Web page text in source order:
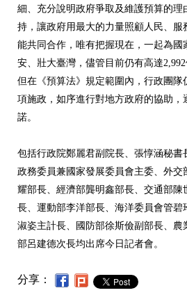
細、充分說明政府爭取及維護預算的
持，讓政府用最大的力量照顧人民、
能共同合作，唯有把握現在，一起為
安、壯大臺灣，儘管目前仍有高達
但在《預算法》規定範圍內，行政團
項施政，如序進行對地方政府的協助
諾。
包括行政院鄭麗君副院長、張惇涵秘
政務委員兼國家發展委員會主委、外
耀部長、經濟部龔明鑫部長、交通部
長、運動部李洋部長、海洋委員會管
淑姿主計長、國防部徐斯儉副部長、
部呂建德次長均出席今日記者會。
分享：